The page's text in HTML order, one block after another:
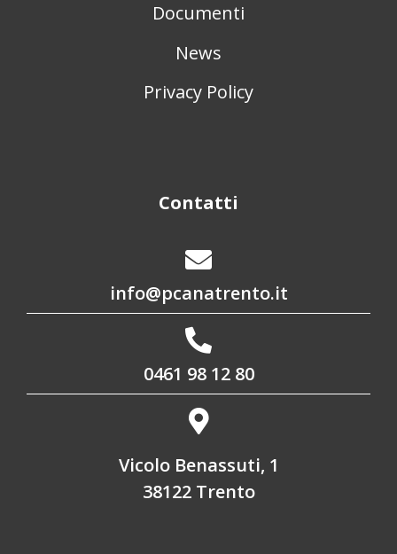
Documenti
News
Privacy Policy
Contatti
info@pcanatrento.it
0461 98 12 80
Vicolo Benassuti, 1
38122 Trento